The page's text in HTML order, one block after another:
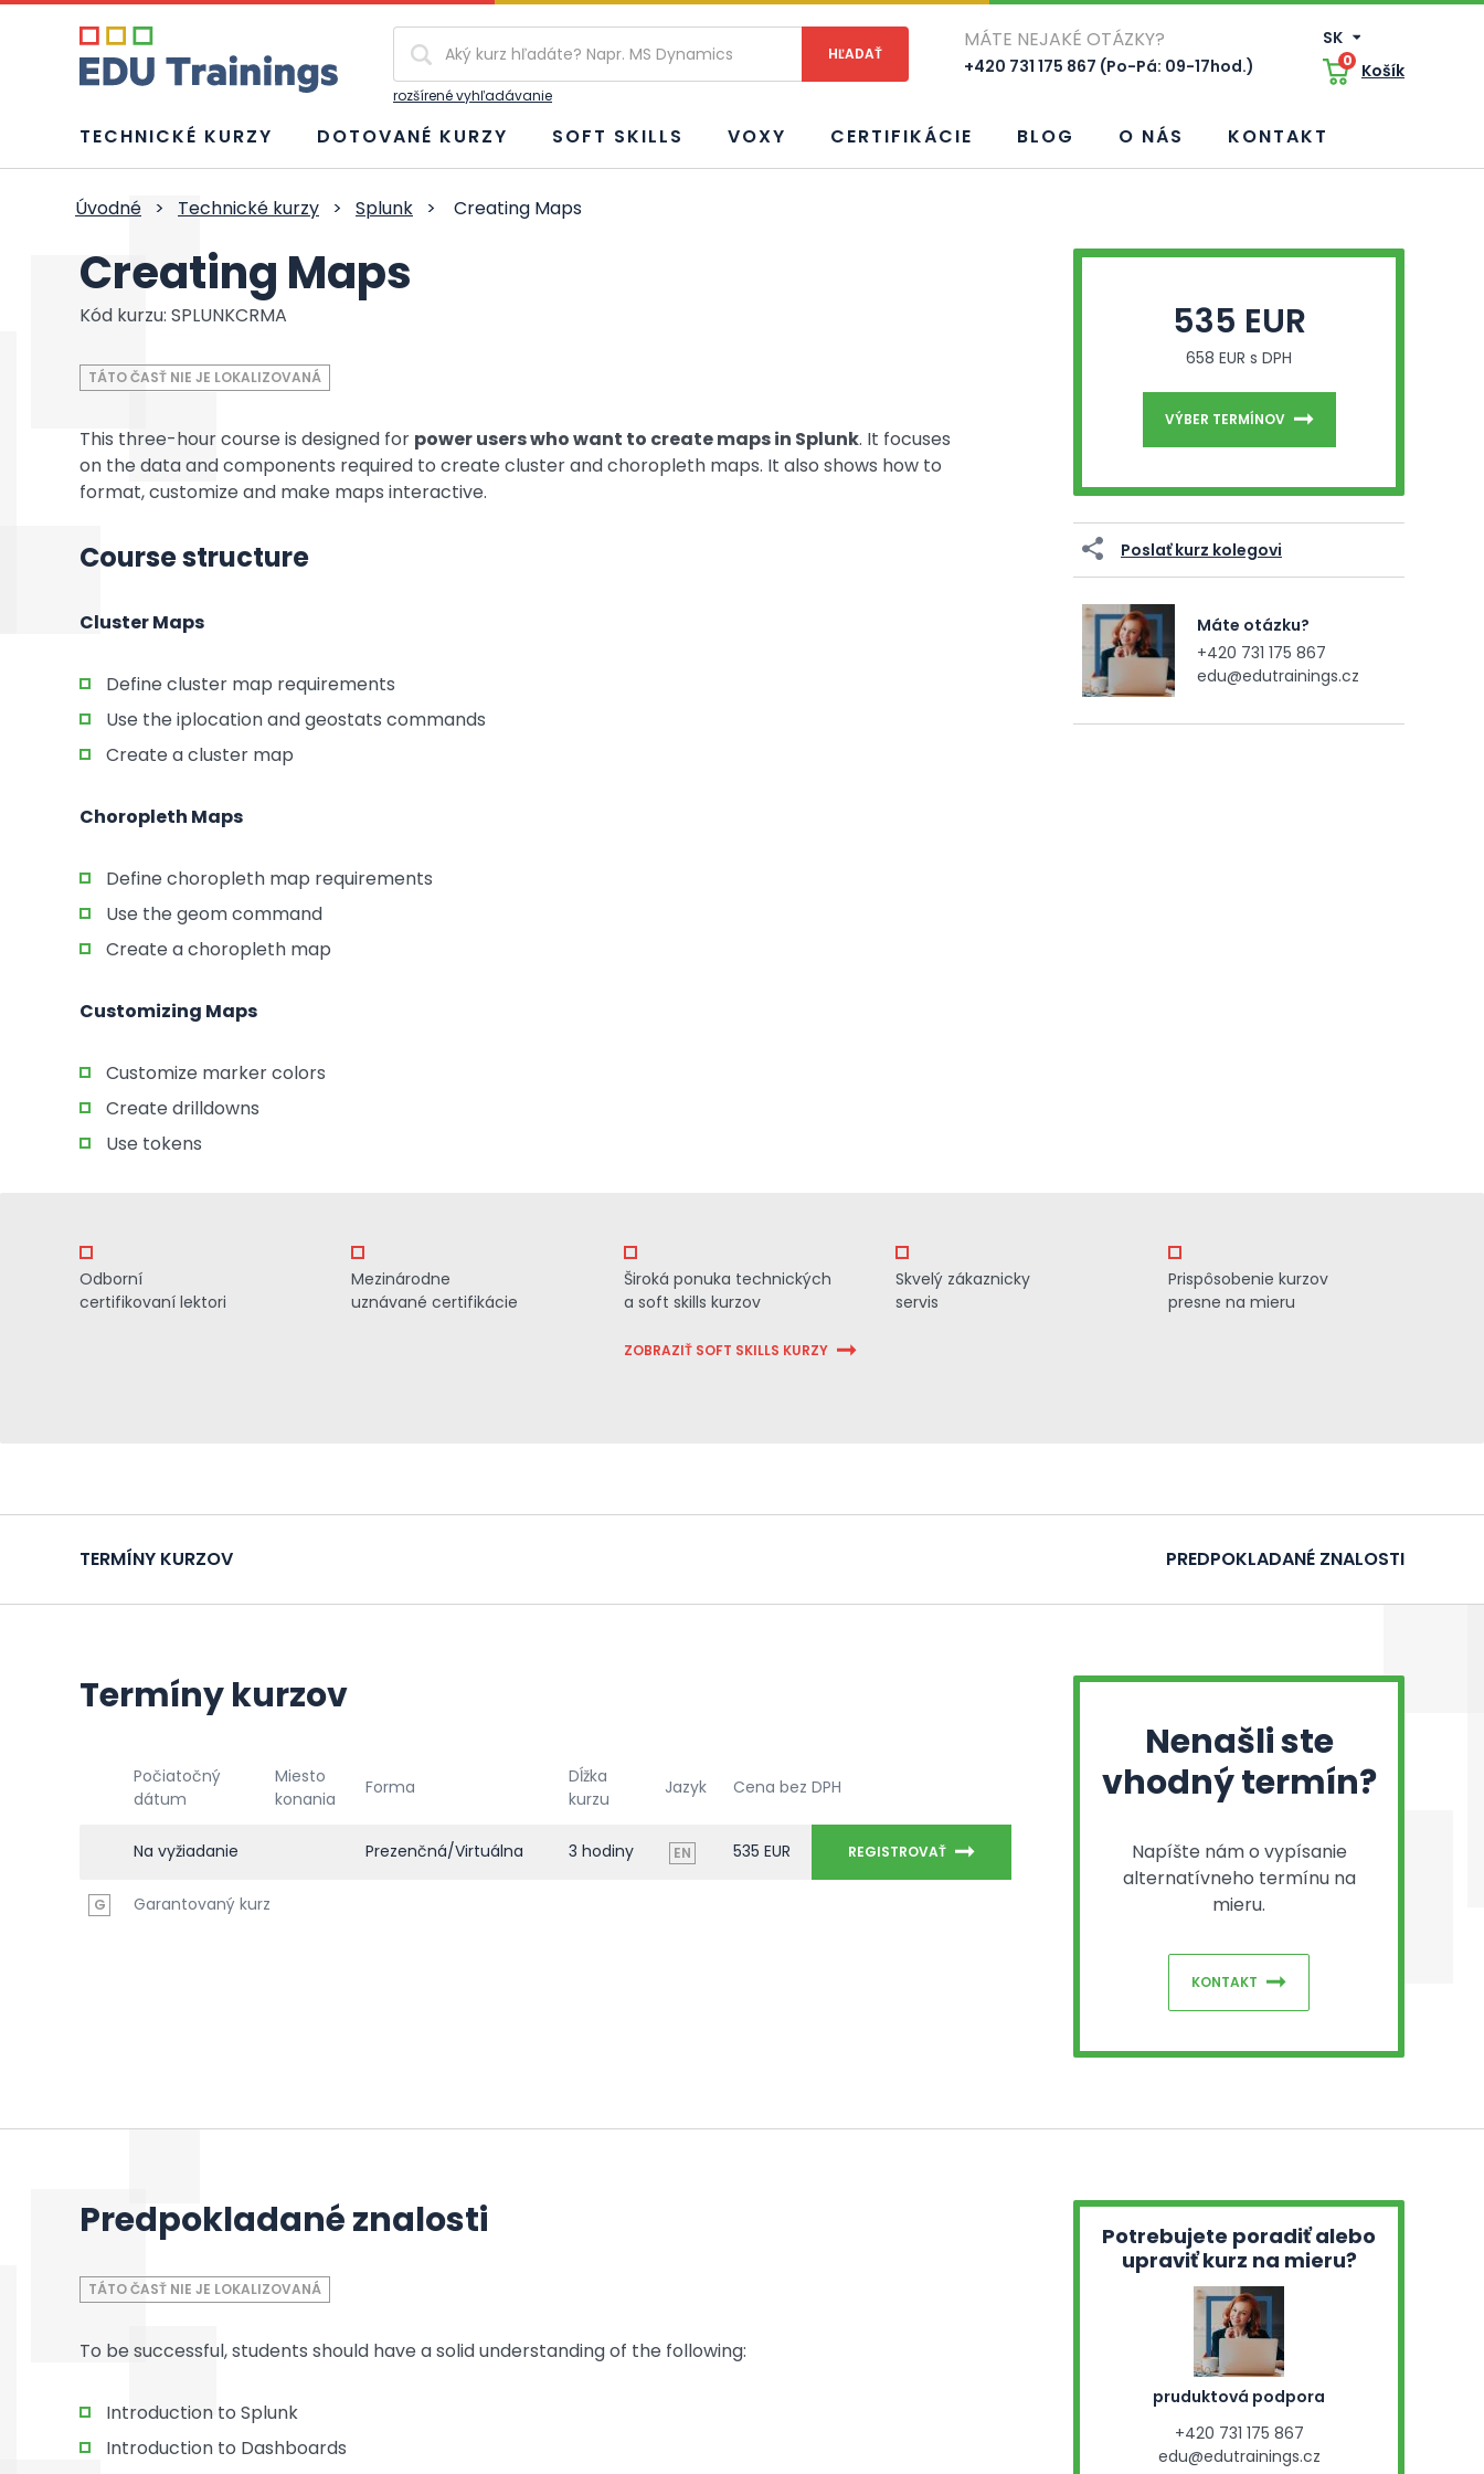
rozšírené vyhľadávanie
MÁTE NEJAKÉ OTÁZKY?
+420 731 175 867 (Po-Pá: 09-17hod.)
SK
0 Košík
TECHNICKÉ KURZY DOTOVANÉ KURZY SOFT SKILLS VOXY CERTIFIKÁCIE BLOG O NÁS KONTAKT
Úvodné > Technické kurzy > Splunk > Creating Maps
Creating Maps
Kód kurzu: SPLUNKCRMA
TÁTO ČASŤ NIE JE LOKALIZOVANÁ
This three-hour course is designed for power users who want to create maps in Splunk. It focuses
on the data and components required to create cluster and choropleth maps. It also shows how to
format, customize and make maps interactive.
Course structure
Cluster Maps
Define cluster map requirements
Use the iplocation and geostats commands
Create a cluster map
Choropleth Maps
Define choropleth map requirements
Use the geom command
Create a choropleth map
Customizing Maps
Customize marker colors
Create drilldowns
Use tokens
535 EUR
658 EUR s DPH
VÝBER TERMÍNOV
Poslať kurz kolegovi
Máte otázku?
+420 731 175 867
edu@edutrainings.cz
Odborní
certifikovaní lektori
Mezinárodne
uznávané certifikácie
Široká ponuka technických
a soft skills kurzov
ZOBRAZIŤ SOFT SKILLS KURZY
Skvelý zákaznicky
servis
Prispôsobenie kurzov
presne na mieru
TERMÍNY KURZOV PREDPOKLADANÉ ZNALOSTI
Termíny kurzov
Počiatočný
dátum
Miesto
konania
Forma
Dĺžka
kurzu
Jazyk Cena bez DPH
Na vyžiadanie Prezenčná/Virtuálna 3 hodiny EN 535 EUR REGISTROVAŤ
G Garantovaný kurz
Nenašli ste
vhodný termín?
Napíšte nám o vypísanie
alternatívneho termínu na
mieru.
KONTAKT
Predpokladané znalosti
TÁTO ČASŤ NIE JE LOKALIZOVANÁ
To be successful, students should have a solid understanding of the following:
Introduction to Splunk
Introduction to Dashboards
Potrebujete poradiť alebo
upraviť kurz na mieru?
pruduktová podpora
+420 731 175 867
edu@edutrainings.cz